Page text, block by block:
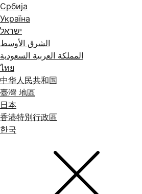
Србија
Україна
ישראל
الشرق الأوسط
المملكة العربية السعودية
ไทย
中华人民共和国
臺灣 地區
日本
香港特別行政區
한국